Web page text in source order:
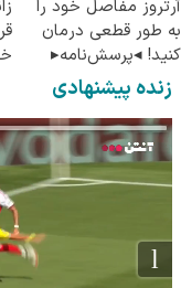
آرتروز مفاصل خود را
به طور قطعی درمان
کنید! ◂پرسش‌نامه▸
زنده پیشنهادی